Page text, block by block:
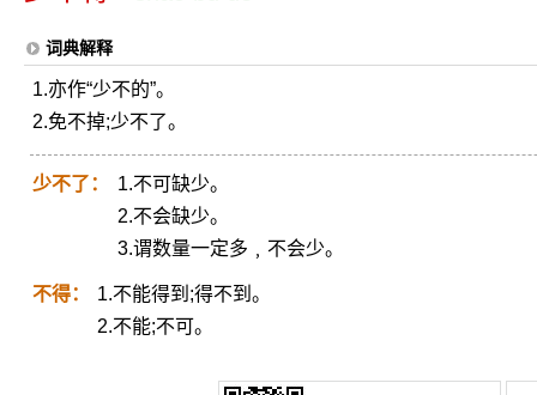
词典解释
1.亦作“少不的”。
2.免不掉;少不了。
少不了：
1.不可缺少。
2.不会缺少。
3.谓数量一定多﹐不会少。
不得：
1.不能得到;得不到。
2.不能;不可。